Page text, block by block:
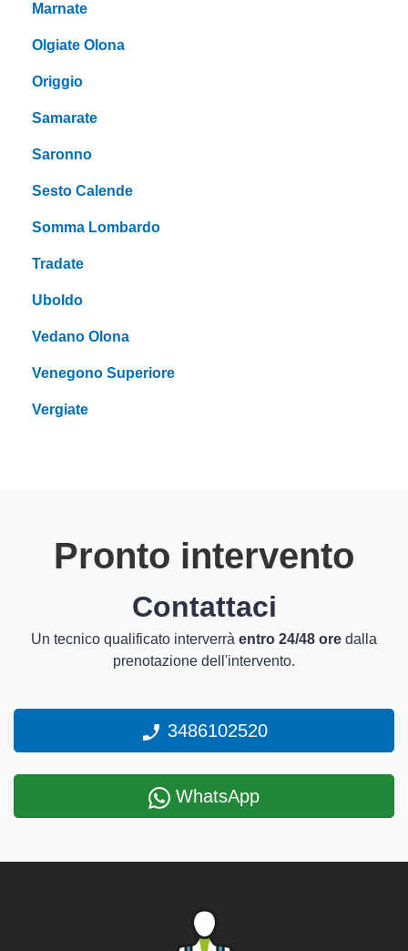
Marnate
Olgiate Olona
Origgio
Samarate
Saronno
Sesto Calende
Somma Lombardo
Tradate
Uboldo
Vedano Olona
Venegono Superiore
Vergiate
Pronto intervento
Contattaci
Un tecnico qualificato interverrà entro 24/48 ore dalla
prenotazione dell'intervento.
3486102520
WhatsApp